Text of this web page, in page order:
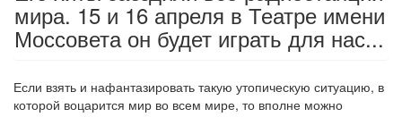
мира. 15 и 16 апреля в Театре имени
Моссовета он будет играть для нас...
Если взять и нафантазировать такую утопическую ситуацию, в
которой воцарится мир во всем мире, то вполне можно